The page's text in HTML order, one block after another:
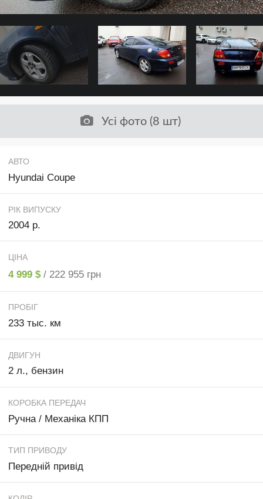
Усі фото (8 шт)
АВТО
Hyundai Coupe
РІК ВИПУСКУ
2004 р.
ЦІНА
4 999 $ / 222 955 грн
ПРОБІГ
233 тыс. км
ДВИГУН
2 л., бензин
КОРОБКА ПЕРЕДАЧ
Ручна / Механіка КПП
ТИП ПРИВОДУ
Передній привід